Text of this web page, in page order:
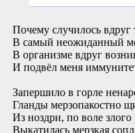
Почему случилось вдруг
В самый неожиданный
В организме вдруг
И подвёл меня
Запершило в горле
Гланды мерзопакостно
Из ноздри, по воле злого
Выкатилась мерзкая